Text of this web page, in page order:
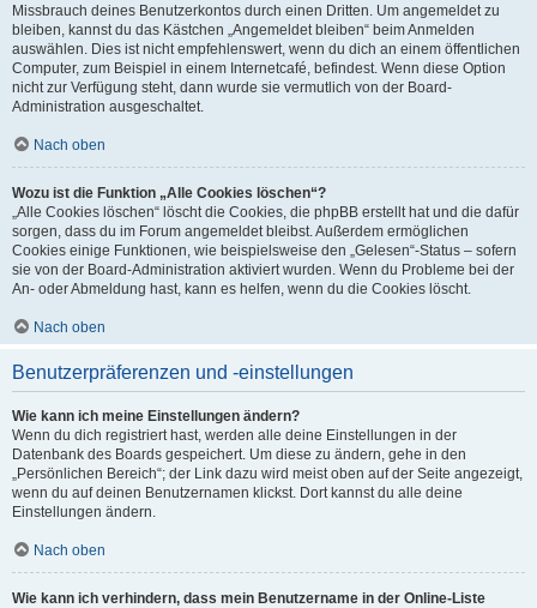
Missbrauch deines Benutzerkontos durch einen Dritten. Um angemeldet zu
bleiben, kannst du das Kästchen „Angemeldet bleiben“ beim Anmelden
auswählen. Dies ist nicht empfehlenswert, wenn du dich an einem öffentlichen
Computer, zum Beispiel in einem Internetcafé, befindest. Wenn diese Option
nicht zur Verfügung steht, dann wurde sie vermutlich von der Board-
Administration ausgeschaltet.
Nach oben
Wozu ist die Funktion „Alle Cookies löschen“?
„Alle Cookies löschen“ löscht die Cookies, die phpBB erstellt hat und die dafür
sorgen, dass du im Forum angemeldet bleibst. Außerdem ermöglichen
Cookies einige Funktionen, wie beispielsweise den „Gelesen“-Status – sofern
sie von der Board-Administration aktiviert wurden. Wenn du Probleme bei der
An- oder Abmeldung hast, kann es helfen, wenn du die Cookies löscht.
Nach oben
Benutzerpräferenzen und -einstellungen
Wie kann ich meine Einstellungen ändern?
Wenn du dich registriert hast, werden alle deine Einstellungen in der
Datenbank des Boards gespeichert. Um diese zu ändern, gehe in den
„Persönlichen Bereich“; der Link dazu wird meist oben auf der Seite angezeigt,
wenn du auf deinen Benutzernamen klickst. Dort kannst du alle deine
Einstellungen ändern.
Nach oben
Wie kann ich verhindern, dass mein Benutzername in der Online-Liste